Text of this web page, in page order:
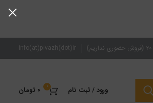
info(at)pivazh(dot)ir
ورود / ثبت نام 0 ۰ تومان